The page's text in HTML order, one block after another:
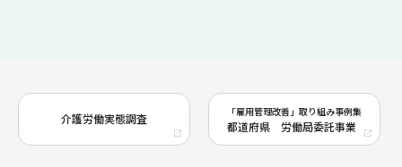
介護労働実態調査 「雇用管理改善」取り組み事例集
都道府県 労働局委託事業